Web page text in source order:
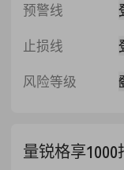
预警线
止损线
风险等级
量锐格享